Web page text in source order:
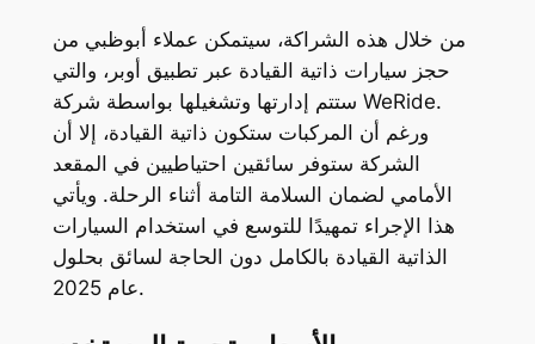
من خلال هذه الشراكة، سيتمكن عملاء أبوظبي من
حجز سيارات ذاتية القيادة عبر تطبيق أوبر، والتي
ستتم إدارتها وتشغيلها بواسطة شركة WeRide.
ورغم أن المركبات ستكون ذاتية القيادة، إلا أن
الشركة ستوفر سائقين احتياطيين في المقعد
الأمامي لضمان السلامة التامة أثناء الرحلة. ويأتي
هذا الإجراء تمهيدًا للتوسع في استخدام السيارات
الذاتية القيادة بالكامل دون الحاجة لسائق بحلول
عام 2025.